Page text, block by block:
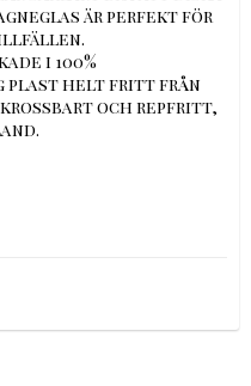
är perfekt för
i 100%
plast helt fritt från
och repfritt,